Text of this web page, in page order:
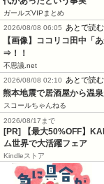
ガールズVIPまとめ
2026/08/08 06:05
あとで読む
【画像】ココリコ田中「
⇒！！
不思議.net
2026/08/08 02:10
あとで読む
熊本地震で居酒屋から温
スコールちゃんねる
2026/08/17まで
[PR] 【最大50%OFF】
ム世界で大活躍フェア
Kindleストア